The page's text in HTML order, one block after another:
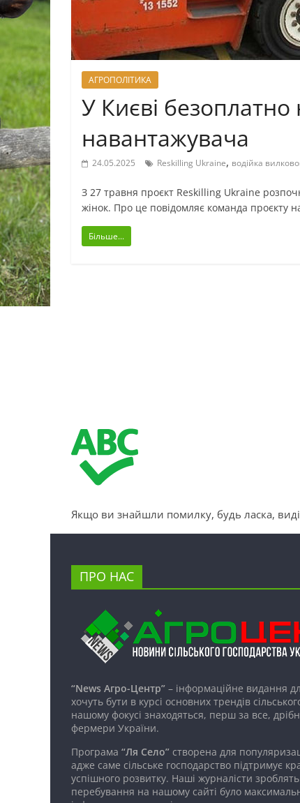
АГРОПОЛІТИКА
У Києві
навантажувача
24.05.2025 Reskilling Ukraine, водійка
З 27 травня проєкт Reskilling Ukraine
жінок. Про це повідомляє команда проєкту
Більше...
Якщо ви знайшли помилку, будь ласка,
ПРО НАС
“News Агро-Центр” – інформаційне видання
хочуть бути в курсі основних трендів
нашому фокусі знаходяться, перш за все,
фермери України.
Програма “Ля Село” створена для
адже саме сільське господарство підтримує
успішного розвитку. Наші журналісти
перебування на нашому сайті було